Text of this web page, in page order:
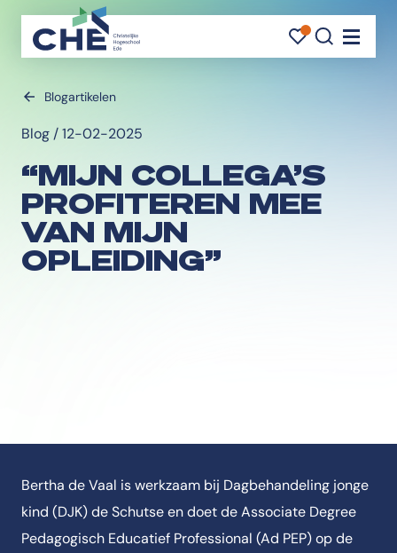
Blogartikelen
Blog / 12-02-2025
“MIJN COLLEGA’S
PROFITEREN MEE
VAN MIJN
OPLEIDING”
Bertha de Vaal is werkzaam bij Dagbehandeling jonge
kind (DJK) de Schutse en doet de Associate Degree
Pedagogisch Educatief Professional (Ad PEP) op de